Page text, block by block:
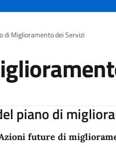
di Miglioramento dei Servizi
piano di
future di